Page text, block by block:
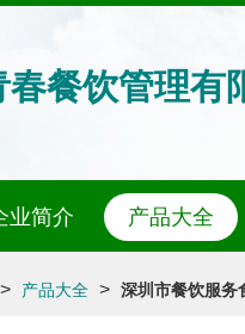
餐饮管理有
业简介 产品大全
> 产品大全 > 深圳市餐饮服务